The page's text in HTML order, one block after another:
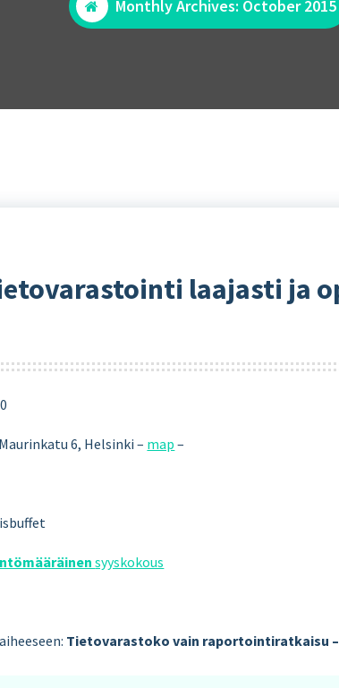
Monthly Archives: October 2015
laajasti ja
6, Helsinki – map –
syyskokous
Tietovarastoko vain raportointiratkaisu